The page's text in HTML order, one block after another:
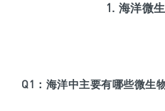
1. 海洋微
Q1 ： 海洋中主要有哪些微生